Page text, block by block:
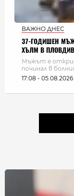
ВАЖНО ДНЕС
37-ГОДИШЕН
ХЪЛМ В ПЛОВДИВ
Мъжът е
починал в
17:08 - 05.08.2026